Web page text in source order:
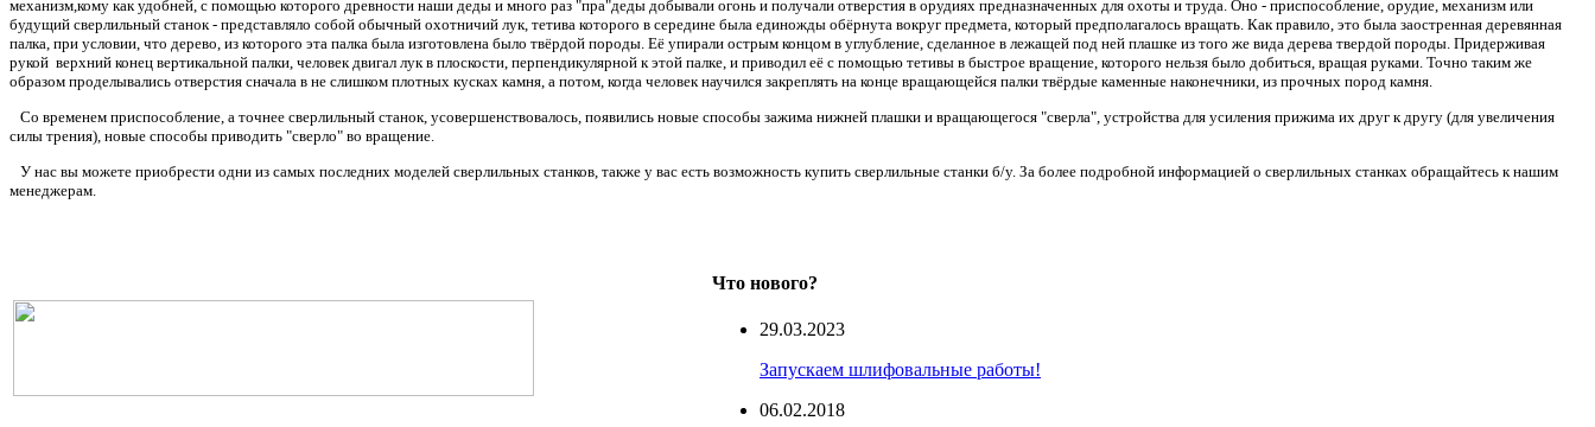
механизм,кому как удобней, с помощью которого древности наши деды и много раз "пра"деды добывали огонь и получали отверстия в орудиях предназначенных для охоты и труда. Оно - приспособление, орудие, механизм или
будущий сверлильный станок - представляло собой обычный охотничий лук, тетива которого в середине была единожды обёрнута вокруг предмета, который предполагалось вращать. Как правило, это была заостренная деревянная
палка, при условии, что дерево, из которого эта палка была изготовлена было твёрдой породы. Её упирали острым концом в углубление, сделанное в лежащей под ней плашке из того же вида дерева твердой породы. Придерживая
рукой верхний конец вертикальной палки, человек двигал лук в плоскости, перпендикулярной к этой палке, и приводил её с помощью тетивы в быстрое вращение, которого нельзя было добиться, вращая руками. Точно таким же
образом проделывались отверстия сначала в не слишком плотных кусках камня, а потом, когда человек научился закреплять на конце вращающейся палки твёрдые каменные наконечники, из прочных пород камня.
Со временем приспособление, а точнее сверлильный станок, усовершенствовалось, появились новые способы зажима нижней плашки и вращающегося "сверла", устройства для усиления прижима их друг к другу (для увеличения
силы трения), новые способы приводить "сверло" во вращение.
У нас вы можете приобрести одни из самых последних моделей сверлильных станков, также у вас есть возможность купить сверлильные станки б/у. За более подробной информацией о сверлильных станках обращайтесь к нашим
менеджерам.
Что нового?
29.03.2023
Запускаем шлифовальные работы!
06.02.2018